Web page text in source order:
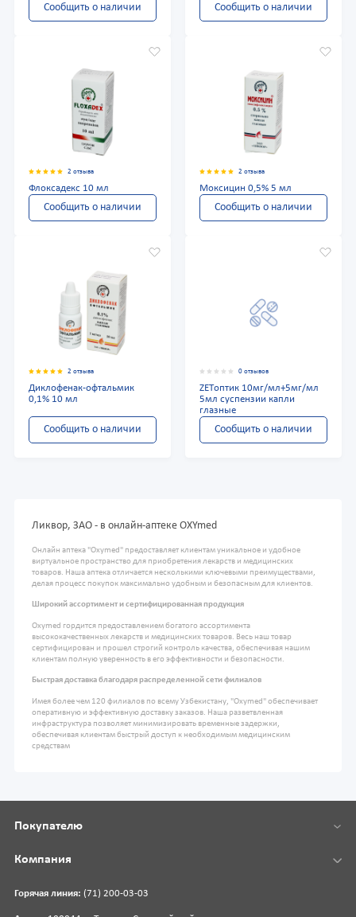
Сообщить о наличии Сообщить о наличии
2 отзыва
Флоксадекс 10 мл
Сообщить о наличии
2 отзыва
Моксицин 0,5% 5 мл
Сообщить о наличии
2 отзыва
Диклофенак-офтальмик
0,1% 10 мл
Сообщить о наличии
0 отзывов
ZETоптик 10мг/мл+5мг/мл
5мл суспензии капли
глазные
Сообщить о наличии
Ликвор, ЗАО - в онлайн-аптеке OXYmed
Онлайн аптека "Oxymed" предоставляет клиентам уникальное и удобное
виртуальное пространство для приобретения лекарств и медицинских
товаров. Наша аптека отличается несколькими ключевыми преимуществами,
делая процесс покупок максимально удобным и безопасным для клиентов.
Широкий ассортимент и сертифицированная продукция
Oxymed гордится предоставлением богатого ассортимента
высококачественных лекарств и медицинских товаров. Весь наш товар
сертифицирован и прошел строгий контроль качества, обеспечивая нашим
клиентам полную уверенность в его эффективности и безопасности.
Быстрая доставка благодаря распределенной сети филиалов
Имея более чем 120 филиалов по всему Узбекистану, "Oxymed" обеспечивает
оперативную и эффективную доставку заказов. Наша разветвленная
инфраструктура позволяет минимизировать временные задержки,
обеспечивая клиентам быстрый доступ к необходимым медицинским
средствам
Горячая линия: (71) 200-03-03
Покупателю
Компания